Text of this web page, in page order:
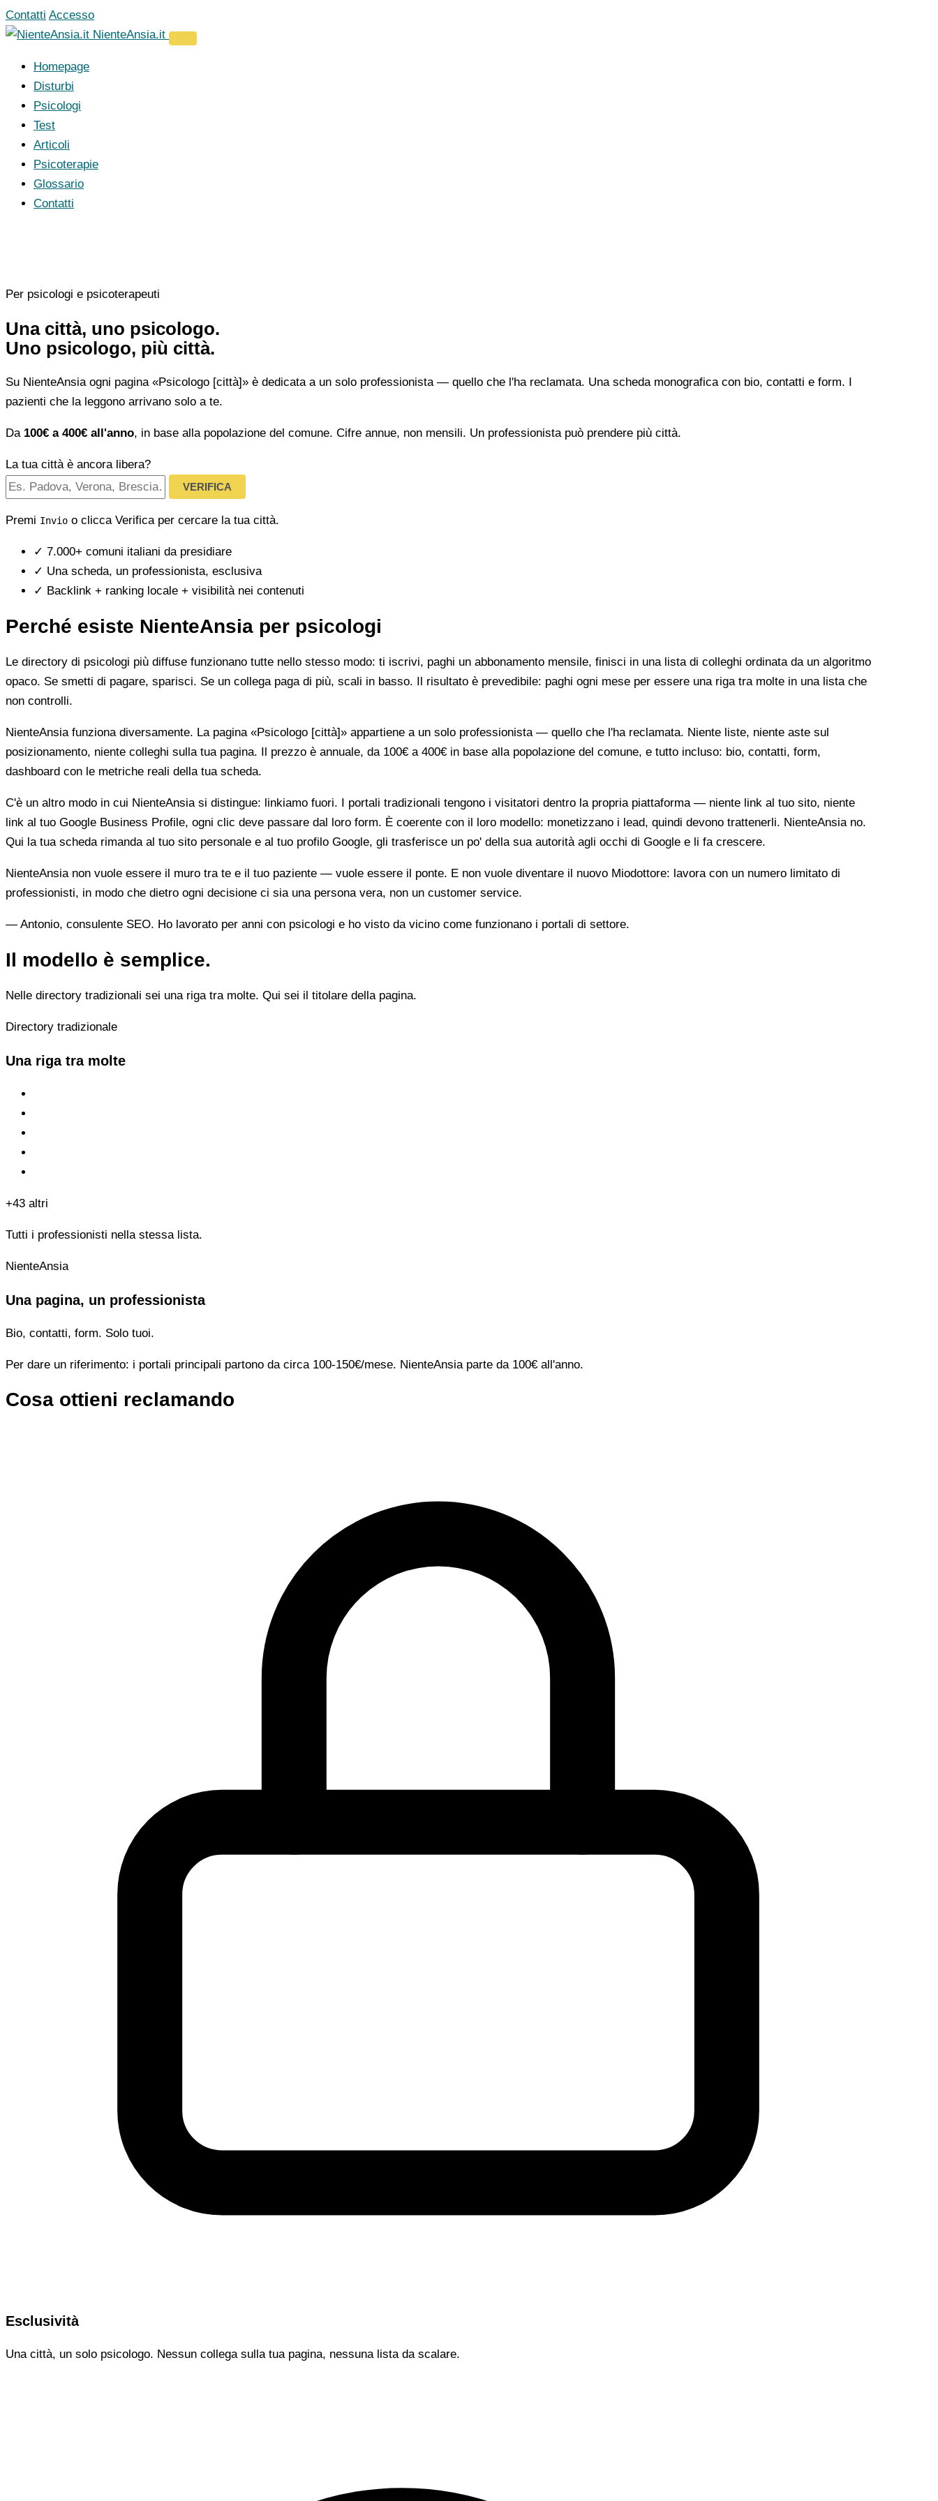
Vai
al
Contatti Accesso
NienteAnsia.it
Homepage
Disturbi
Psicologi
Test
Articoli
Psicoterapie
Glossario
Contatti
Per psicologi e psicoterapeuti
Una città, uno psicologo.
Uno psicologo, più città.
Su NienteAnsia ogni pagina «Psicologo [città]» è dedicata a un solo professionista — quello che l'ha reclamata. Una scheda monografica con bio, contatti e form. I
pazienti che la leggono arrivano solo a te.
Da 100€ a 400€ all'anno, in base alla popolazione del comune. Cifre annue, non mensili. Un professionista può prendere più città.
La tua città è ancora libera?
VERIFICA
Premi Invio o clicca Verifica per cercare la tua città.
✓ 7.000+ comuni italiani da presidiare
✓ Una scheda, un professionista, esclusiva
✓ Backlink + ranking locale + visibilità nei contenuti
Perché esiste NienteAnsia per psicologi
Le directory di psicologi più diffuse funzionano tutte nello stesso modo: ti iscrivi, paghi un abbonamento mensile, finisci in una lista di colleghi ordinata da un algoritmo
opaco. Se smetti di pagare, sparisci. Se un collega paga di più, scali in basso. Il risultato è prevedibile: paghi ogni mese per essere una riga tra molte in una lista che
non controlli.
NienteAnsia funziona diversamente. La pagina «Psicologo [città]» appartiene a un solo professionista — quello che l'ha reclamata. Niente liste, niente aste sul
posizionamento, niente colleghi sulla tua pagina. Il prezzo è annuale, da 100€ a 400€ in base alla popolazione del comune, e tutto incluso: bio, contatti, form,
dashboard con le metriche reali della tua scheda.
C'è un altro modo in cui NienteAnsia si distingue: linkiamo fuori. I portali tradizionali tengono i visitatori dentro la propria piattaforma — niente link al tuo sito, niente
link al tuo Google Business Profile, ogni clic deve passare dal loro form. È coerente con il loro modello: monetizzano i lead, quindi devono trattenerli. NienteAnsia no.
Qui la tua scheda rimanda al tuo sito personale e al tuo profilo Google, gli trasferisce un po' della sua autorità agli occhi di Google e li fa crescere.
NienteAnsia non vuole essere il muro tra te e il tuo paziente — vuole essere il ponte. E non vuole diventare il nuovo Miodottore: lavora con un numero limitato di
professionisti, in modo che dietro ogni decisione ci sia una persona vera, non un customer service.
— Antonio, consulente SEO. Ho lavorato per anni con psicologi e ho visto da vicino come funzionano i portali di settore.
Il modello è semplice.
Nelle directory tradizionali sei una riga tra molte. Qui sei il titolare della pagina.
Directory tradizionale
Una riga tra molte
+43 altri
Tutti i professionisti nella stessa lista.
NienteAnsia
Una pagina, un professionista
Bio, contatti, form. Solo tuoi.
Per dare un riferimento: i portali principali partono da circa 100-150€/mese. NienteAnsia parte da 100€ all'anno.
Cosa ottieni reclamando
Esclusività
Una città, un solo psicologo. Nessun collega sulla tua pagina, nessuna lista da scalare.